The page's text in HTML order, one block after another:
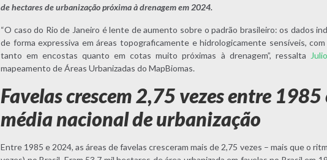
de hectares de urbanização próxima à drenagem em 2024.
“O caso do Rio de Janeiro é lente de aumento sobre o padrão brasileiro: os dados
de forma expressiva em áreas topograficamente e hidrologicamente sensíveis,
tanto em encostas quanto em cotas muito próximas à drenagem”, ressalta
mapeamento de Áreas Urbanizadas do MapBiomas.
Favelas crescem 2,75 vezes entre
média nacional de urbanização
Entre 1985 e 2024, as áreas de favelas cresceram mais de 2,75 vezes – mais que o